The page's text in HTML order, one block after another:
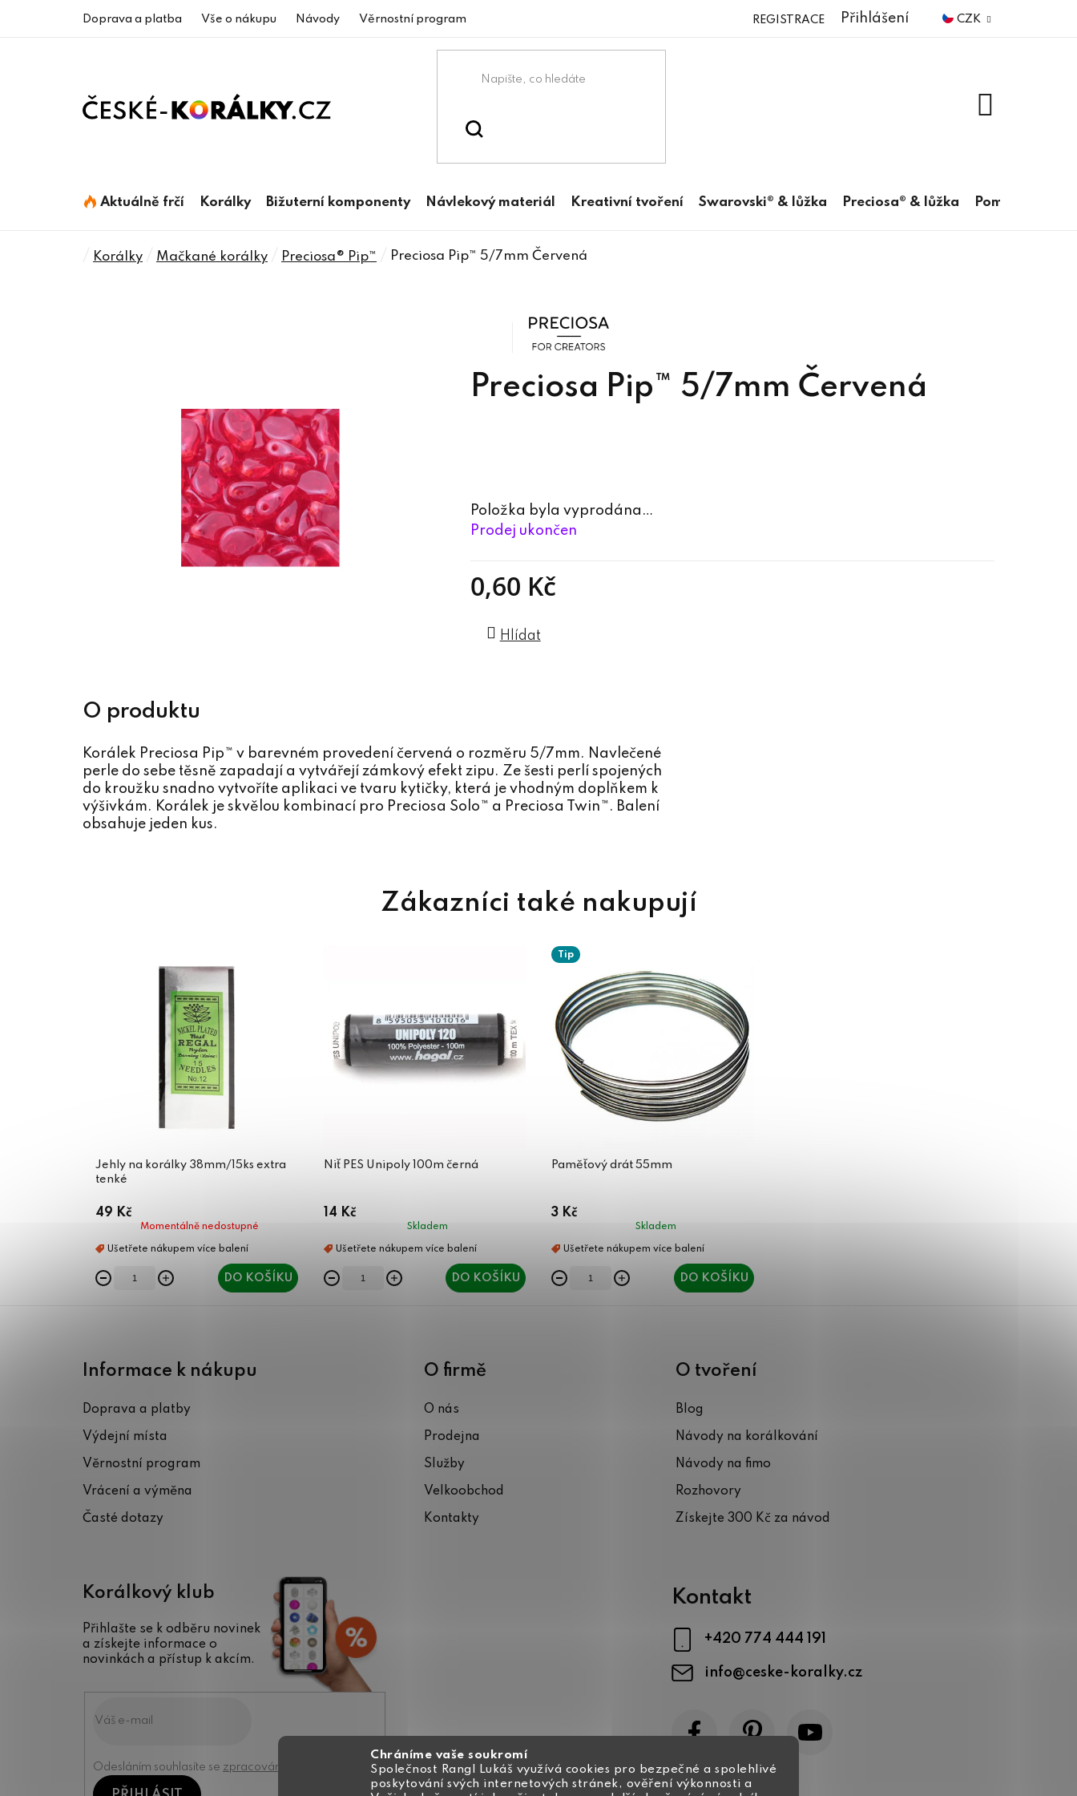
Chráníme vaše soukromí
Společnost Rangl Lukáš využívá cookies pro bezpečné a spolehlivé
poskytování svých internetových stránek, ověření výkonnosti a
Doprava a platba Vše o nákupu Návody Věrnostní program CZK
Přihlášení
REGISTRACE
Aktuálně frčí Korálky Bižuterní komponenty Návlekový materiál Kreativní tvoření Swarovski® & lůžka Preciosa® & lůžka Pomůcky
Domů
Korálky Mačkané korálky Preciosa® Pip™ Preciosa Pip™ 5/7mm Červená
Preciosa Pip™ 5/7mm Červená
Preciosa
Položka byla vyprodána…
Prodej ukončen
0,60 Kč
Hlídat
Korálek Preciosa Pip™ v barevném provedení červená o rozměru 5/7mm. Navlečené
perle do sebe těsně zapadají a vytvářejí zámkový efekt zipu. Ze šesti perlí spojených
do kroužku snadno vytvoříte aplikaci ve tvaru kytičky, která je vhodným doplňkem k
výšivkám. Korálek je skvělou kombinací pro Preciosa Solo™ a Preciosa Twin™. Balení
obsahuje jeden kus.
Jehly na korálky 38mm/15ks extra
tenké
49 Kč
Momentálně nedostupné
DO KOŠÍKU
Niť PES Unipoly 100m černá
14 Kč
Skladem
DO KOŠÍKU
Tip
Paměťový drát 55mm
3 Kč
Skladem
DO KOŠÍKU
Informace k nákupu
Doprava a platby
Výdejní místa
Věrnostní program
Vrácení a výměna
Časté dotazy
O firmě
O nás
Prodejna
Služby
Velkoobchod
Kontakty
O tvoření
Blog
Návody na korálkování
Návody na fimo
Rozhovory
Získejte 300 Kč za návod
Korálkový klub
Přihlašte se k odběru novinek
a získejte informace o
novinkách a přístup k akcím.
Odesláním souhlasíte se zpracováním osobních údajů
Kontakt
info@ceske-koralky.cz
+420 774 444 191